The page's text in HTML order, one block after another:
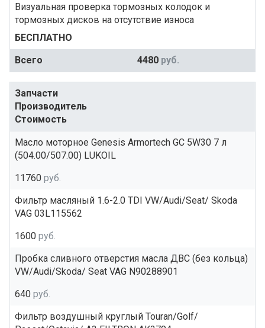
Визуальная проверка тормозных колодок и
тормозных дисков на отсутствие износа
БЕСПЛАТНО
Всего
4480 руб.
Запчасти
Производитель
Стоимость
Масло моторное Genesis Armortech GC 5W30 7 л
(504.00/507.00) LUKOIL
11760 руб.
Фильтр масляный 1.6-2.0 TDI VW/Audi/Seat/ Skoda
VAG 03L115562
1600 руб.
Пробка сливного отверстия масла ДВС (без кольца)
VW/Audi/Skoda/ Seat VAG N90288901
640 руб.
Фильтр воздушный круглый Touran/Golf/